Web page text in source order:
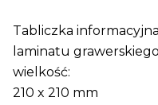
Tabliczka
laminatu
wielkość:
210 x 210 mm